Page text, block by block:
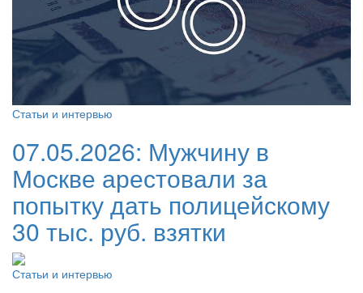
Статьи и интервью
07.05.2026: Мужчину в
Москве арестовали за
попытку дать полицейскому
30 тыс. руб. взятки
Статьи и интервью